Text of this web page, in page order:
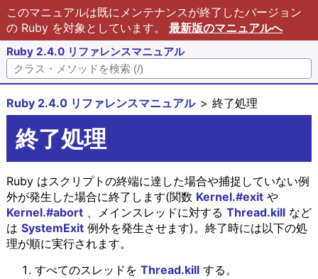
このマニュアルは既にメンテナンスが終了したバージョン
の Ruby を対象としています。 最新版のマニュアルへ
Ruby 2.4.0 リファレンスマニュアル
Ruby 2.4.0 リファレンスマニュアル 終了処理
終了処理
Ruby はスクリプトの終端に達した場合や捕捉していない例
外が発生した場合に終了します(関数 Kernel.#exitや
Kernel.#abort、メインスレッドに対する Thread.killなど
は SystemExit例外を発生させます)。終了時には以下の処
理が順に実行されます。
すべてのスレッドを Thread.killする。